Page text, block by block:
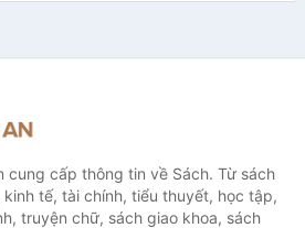
cung cấp thông tin về Sách. Từ sách
tế, tài chính, tiểu thuyết, học tập,
truyện chữ, sách giao khoa, sách